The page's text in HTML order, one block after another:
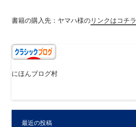
書籍の購入先：ヤマハ様の リンクはコチラ
にほんブログ村
最近の投稿